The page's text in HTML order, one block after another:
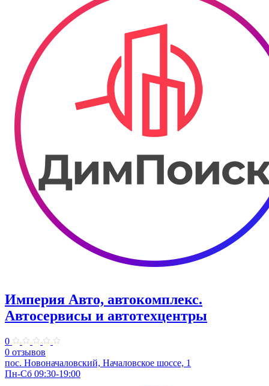
Империя Авто, автокомплекс.
Автосервисы и автотехцентры
0
0 отзывов
пос. Новоначаловский, Началовское шоссе, 1
Пн-Сб 09:30-19:00